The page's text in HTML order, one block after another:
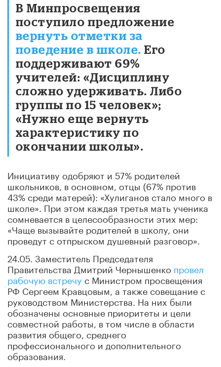
В Минпросвещения
поступило предложение
вернуть отметки за
поведение в школе. Его
поддерживают 69%
учителей: «Дисциплину
сложно удерживать. Либо
группы по 15 человек»;
«Нужно еще вернуть
характеристику по
окончании школы».
Инициативу одобряют и 57% родителей
школьников, в основном, отцы (67% против
43% среди матерей): «Хулиганов стало много в
школе». При этом каждая третья мать ученика
сомневается в целесообразности этих мер:
«Чаще вызывайте родителей в школу, они
проведут с отпрыском душевный разговор».
24.05. Заместитель Председателя
Правительства Дмитрий Чернышенко провел
рабочую встречу с Министром просвещения
РФ Сергеем Кравцовым, а также совещание с
руководством Министерства. На них были
обозначены основные приоритеты и цели
совместной работы, в том числе в области
развития общего, среднего
профессионального и дополнительного
образования.